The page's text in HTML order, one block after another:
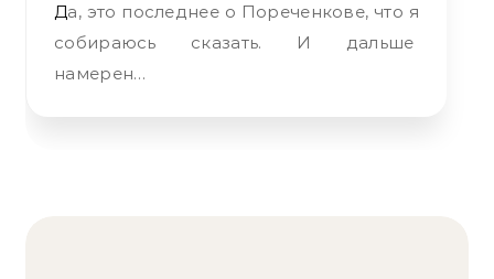
Да, это последнее о Пореченкове, что я
собираюсь сказать. И дальше
намерен…